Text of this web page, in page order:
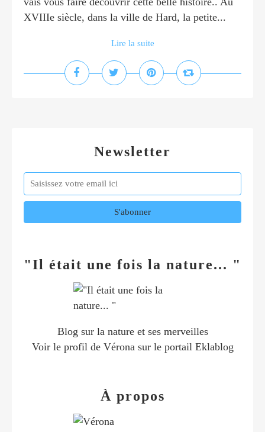
XVIIIe siècle, dans la ville de Hard, la petite...
Lire la suite
Newsletter
"Il était une fois la nature... "
Blog sur la nature et ses merveilles
Voir le profil de Véronasur le portail Eklablog
À propos